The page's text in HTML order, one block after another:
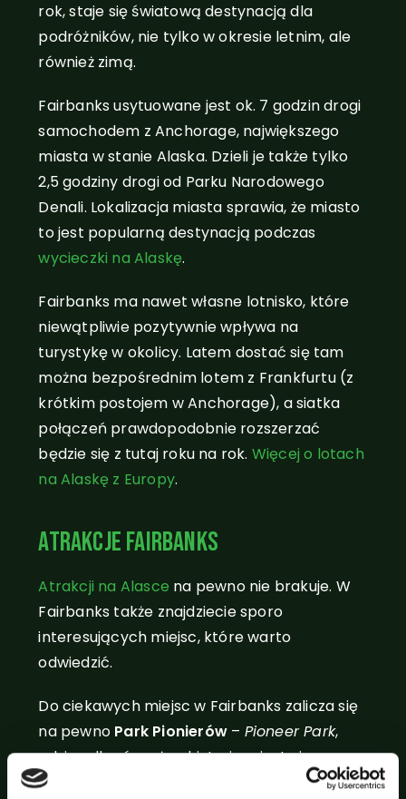
rok, staje się światową destynacją dla
podróżników, nie tylko w okresie letnim, ale
również zimą.
Fairbanks usytuowane jest ok. 7 godzin drogi
samochodem z Anchorage, największego
miasta w stanie Alaska. Dzieli je także tylko
2,5 godziny drogi od Parku Narodowego
Denali. Lokalizacja miasta sprawia, że miasto
to jest popularną destynacją podczas
wycieczki na Alaskę.
Fairbanks ma nawet własne lotnisko, które
niewątpliwie pozytywnie wpływa na
turystykę w okolicy. Latem dostać się tam
można bezpośrednim lotem z Frankfurtu (z
krótkim postojem w Anchorage), a siatka
połączeń prawdopodobnie rozszerzać
będzie się z tutaj roku na rok. Więcej o lotach
na Alaskę z Europy.
Atrakcje Fairbanks
Atrakcji na Alasce na pewno nie brakuje. W
Fairbanks także znajdziecie sporo
interesujących miejsc, które warto
odwiedzić.
Do ciekawych miejsc w Fairbanks zalicza się
na pewno Park Pionierów – Pioneer Park,
gdzie odkryć można historię miasta i
przenieść się do przeszłości. W centrum